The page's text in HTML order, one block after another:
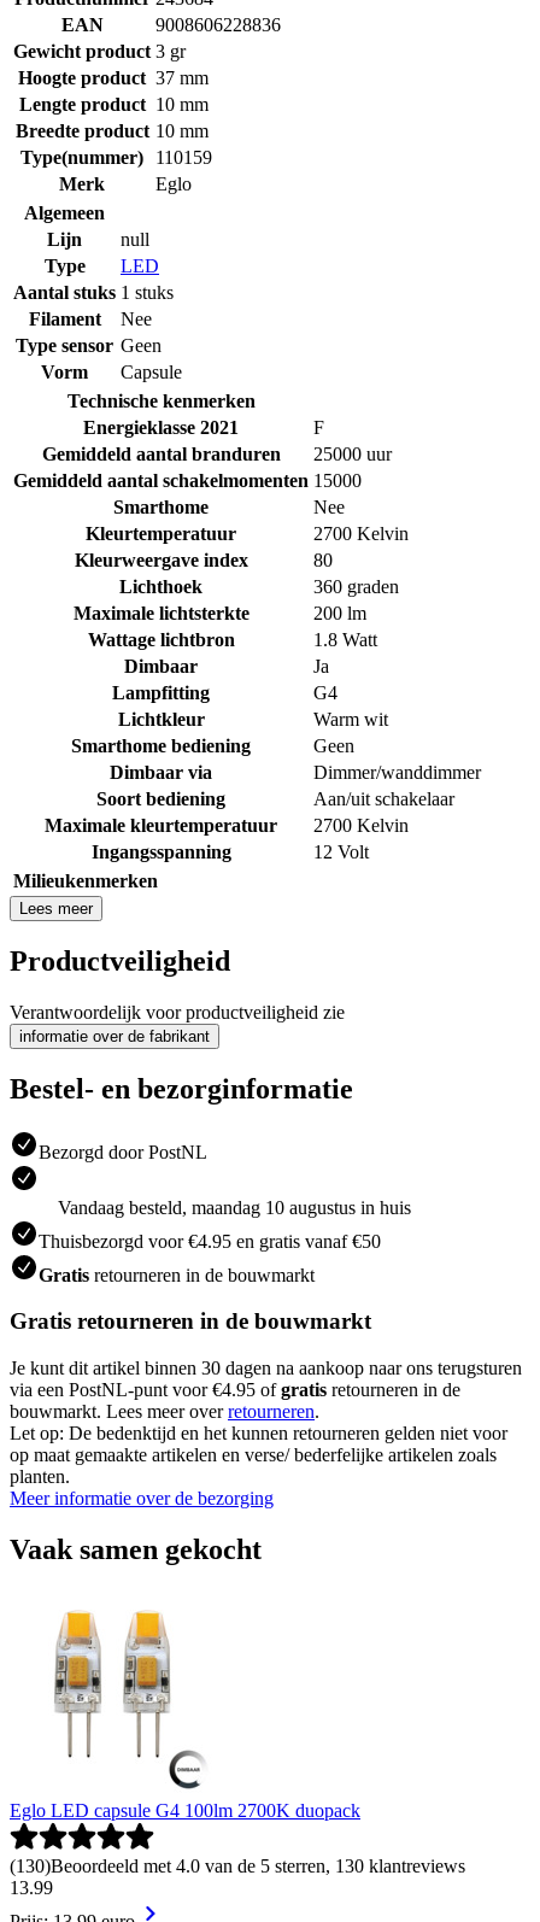
EAN
9008606228836
Gewicht product 3 gr
Hoogte product 37 mm
Lengte product 10 mm
Breedte product 10 mm
Type(nummer)
110159
Merk
Eglo
Algemeen
Lijn
null
Type
LED
Aantal stuks 1 stuks
Filament
Nee
Type sensor Geen
Vorm
Capsule
Technische kenmerken
Energieklasse 2021
F
Gemiddeld aantal branduren
25000 uur
Gemiddeld aantal schakelmomenten 15000
Smarthome
Nee
Kleurtemperatuur
2700 Kelvin
Kleurweergave index
80
Lichthoek
360 graden
Maximale lichtsterkte
200 lm
Wattage lichtbron
1.8 Watt
Dimbaar
Ja
Lampfitting
G4
Lichtkleur
Warm wit
Smarthome bediening
Geen
Dimbaar via
Dimmer/wanddimmer
Soort bediening
Aan/uit schakelaar
Maximale kleurtemperatuur
2700 Kelvin
Ingangsspanning
12 Volt
Milieukenmerken
Lees meer
Productveiligheid
Verantwoordelijk voor productveiligheid zie
informatie over de fabrikant
Bestel- en bezorginformatie
Bezorgd door PostNL
Vandaag besteld, maandag 10 augustus in huis
Thuisbezorgd voor €4.95 en gratis vanaf €50
Gratis retourneren in de bouwmarkt
Gratis retourneren in de bouwmarkt
Je kunt dit artikel binnen 30 dagen na aankoop naar ons terugsturen
via een PostNL-punt voor €4.95 ofgratis retourneren in de
bouwmarkt. Lees meer overretourneren.
Let op: De bedenktijd en het kunnen retourneren gelden niet voor
op maat gemaakte artikelen en verse/ bederfelijke artikelen zoals
planten.
Meer informatie over de bezorging
Vaak samen gekocht
Eglo LED capsule G4 100lm 2700K duopack
(130)Beoordeeld met 4.0 van de 5 sterren, 130 klantreviews
13.99